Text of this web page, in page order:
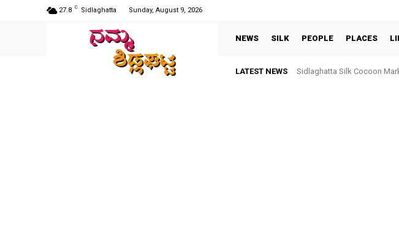
27.8 C Sidlaghatta Sunday, August 9, 2026
NEWS SILK PEOPLE PLACES
LATEST NEWS Sidlaghatta Silk Cocoon
ಸರ್ಕಾರಿ ನೌಕರರ ಸಂಘಕ್ಕೆ